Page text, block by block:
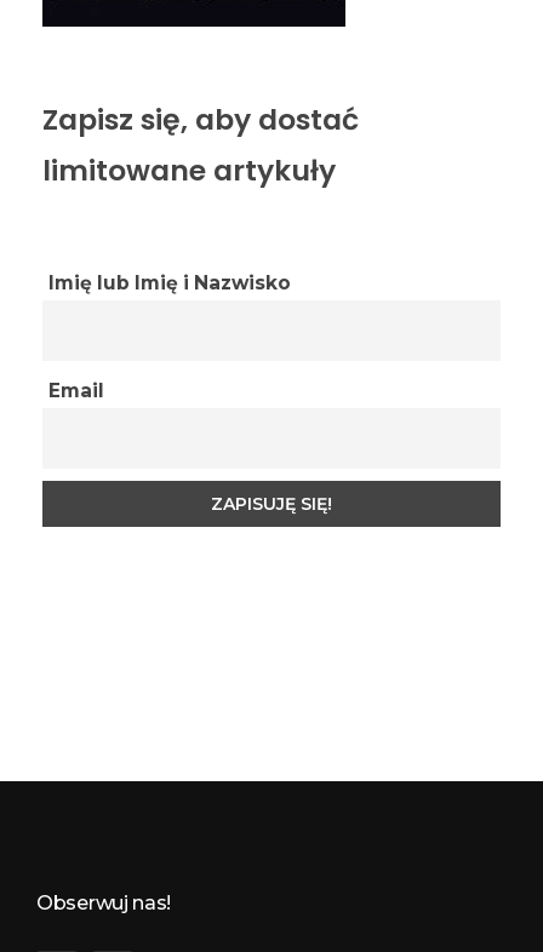
Zapisz się, aby dostać
limitowane artykuły
Imię lub Imię i Nazwisko
Email
Obserwuj nas!